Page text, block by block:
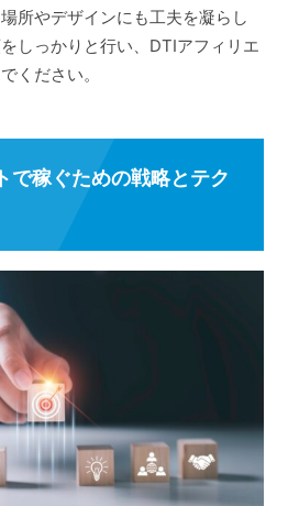
所やデザインにも工夫を凝らし
しっかりと行い、DTIアフィリエ
ください。
で稼ぐための戦略とテク